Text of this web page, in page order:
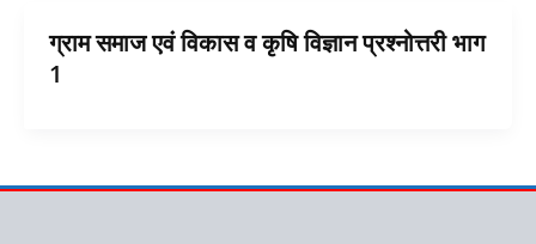
ग्राम समाज एवं विकास व कृषि विज्ञान प्रश्नोत्तरी भाग
1